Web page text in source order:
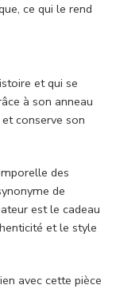
ce qui le rend
et qui se
à son anneau
conserve son
des
de
est le cadeau
et le style
avec cette pièce